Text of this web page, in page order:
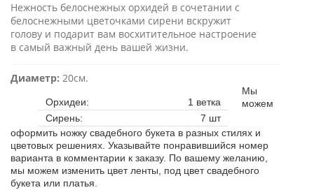
Нежность белоснежных орхидей в сочетании с
белоснежными цветочками сирени вскружит
голову и подарит вам восхитительное настроение
в самый важный день вашей жизни.
Диаметр: 20см.
Орхидеи:
1 ветка
Сирень:
7 шт
Мы
можем
оформить ножку свадебного букета в разных стилях и
цветовых решениях. Указывайте понравившийся номер
варианта в комментарии к заказу. По вашему желанию,
мы можем изменить цвет ленты, под цвет свадебного
букета или платья.